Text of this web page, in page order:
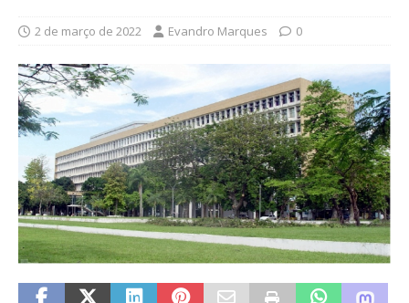
2 de março de 2022 Evandro Marques 0